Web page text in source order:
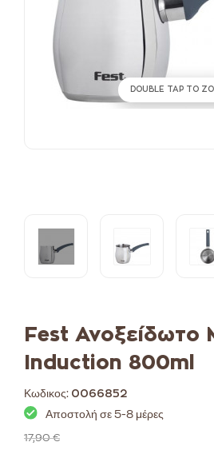
DOUBLE TAP TO
Fest Ανοξείδωτο
Induction 800ml
Κωδικος: 0066852
Αποστολή σε 5-8 μέρες
17,90 €